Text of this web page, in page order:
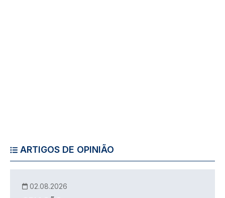
ARTIGOS DE OPINIÃO
02.08.2026